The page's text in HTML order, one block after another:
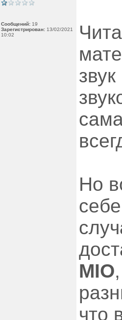
Сообщений: 19
Зарегистрирован: 13/02/2021
10:02
Но
MIO
что